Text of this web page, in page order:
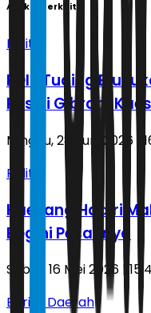
Artikel Terkait
Politik
PDIP Tuding
Posisi Gibran-
Minggu, 28 Juni 2026 |
Politik
Kaesang Hadiri
Begini Pesannya
Sabtu, 16 Mei 2026 |
Berita Daerah